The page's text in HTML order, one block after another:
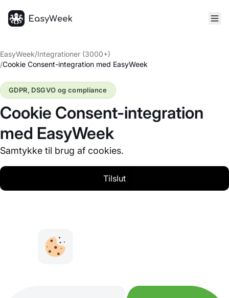
EasyWeek/Integrationer (3000+)
/Cookie Consent-integration med EasyWeek
Cookie Consent-integration
med EasyWeek
Samtykke til brug af cookies.
GDPR, DSGVO og compliance
Tilslut